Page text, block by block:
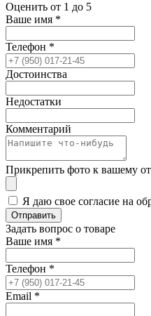
Оценить от 1 до 5
Ваше имя *
Телефон *
Достоинства
Недостатки
Комментарий
Прикрепить фото к вашему
Я даю свое согласие на
Отправить
Задать вопрос о товаре
Ваше имя *
Телефон *
Email *